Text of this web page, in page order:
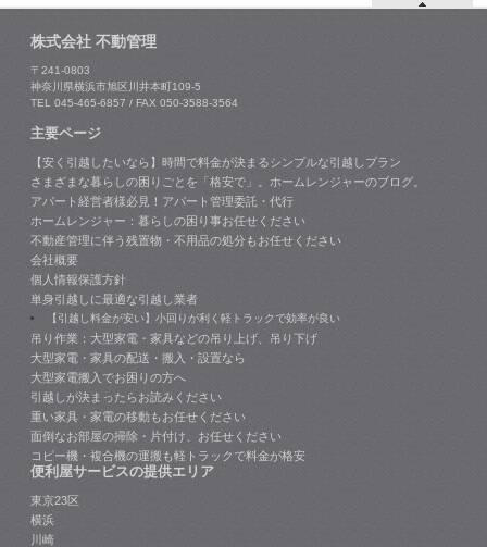
株式会社 不動管理
〒241-0803
神奈川県横浜市旭区川井本町109-5
TEL 045-465-6857 / FAX 050-3588-3564
主要ページ
【安く引越したいなら】時間で料金が決まるシンプルな引越しプラン
さまざまな暮らしの困りごとを「格安で」。ホームレンジャーのブログ。
アパート経営者様必見！アパート管理委託・代行
ホームレンジャー：暮らしの困り事お任せください
不動産管理に伴う残置物・不用品の処分もお任せください
会社概要
個人情報保護方針
単身引越しに最適な引越し業者
【引越し料金が安い】小回りが利く軽トラックで効率が良い
吊り作業：大型家電・家具などの吊り上げ、吊り下げ
大型家電・家具の配送・搬入・設置なら
大型家電搬入でお困りの方へ
引越しが決まったらお読みください
重い家具・家電の移動もお任せください
面倒なお部屋の掃除・片付け、お任せください
コピー機・複合機の運搬も軽トラックで料金が格安
便利屋サービスの提供エリア
東京23区
横浜
川崎